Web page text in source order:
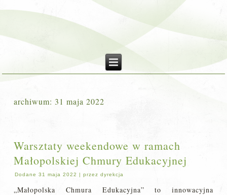
archiwum: 31 maja 2022
Warsztaty weekendowe w ramach
Małopolskiej Chmury Edukacyjnej
Dodane 31 maja 2022 |przez dyrekcja
„Małopolska Chmura Edukacyjna” to innowacyjna